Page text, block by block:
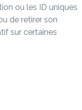
ou les ID uniques
de retirer son
sur certaines